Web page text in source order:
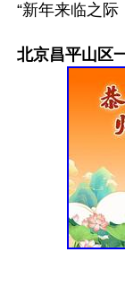
“新年来临之
北京昌平山区